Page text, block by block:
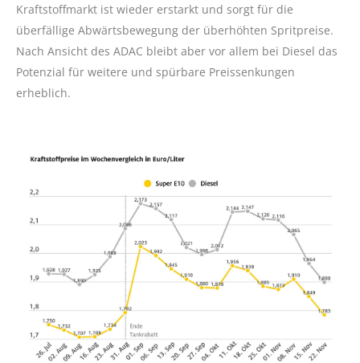
Kraftstoffmarkt ist wieder erstarkt und sorgt für die
überfällige Abwärtsbewegung der überhöhten Spritpreise.
Nach Ansicht des ADAC bleibt aber vor allem bei Diesel das
Potenzial für weitere und spürbare Preissenkungen
erheblich.